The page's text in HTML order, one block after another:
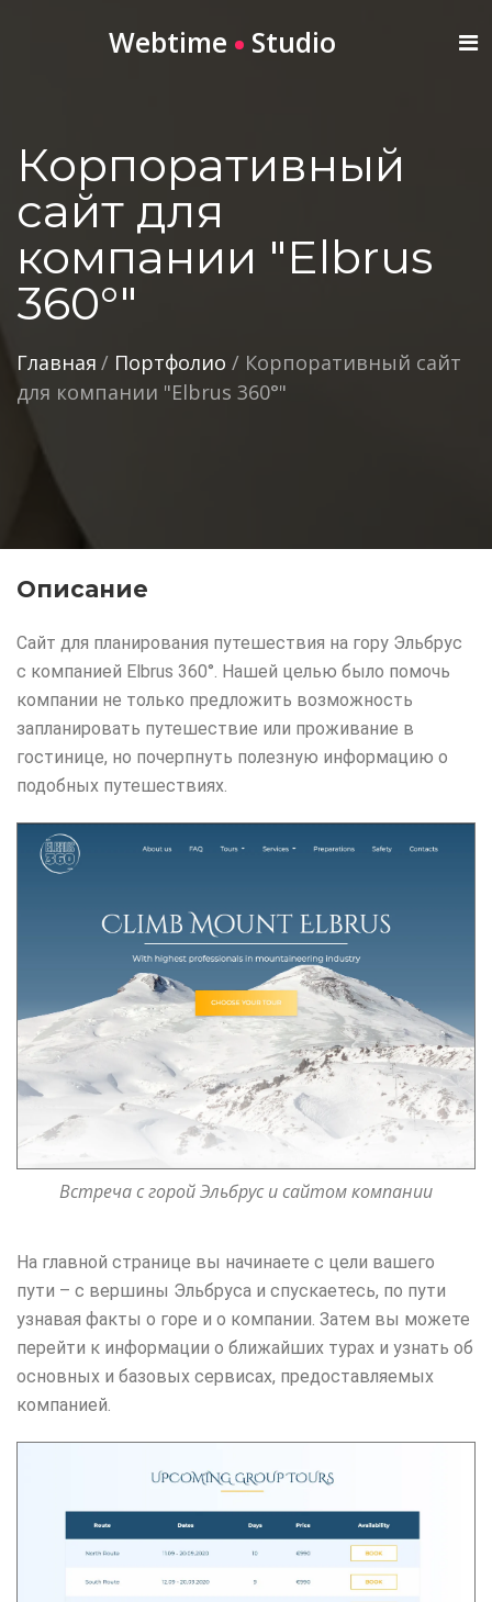
Webtime Studio
Корпоративный
сайт для
компании "Elbrus
360°"
Главная / Портфолио / Корпоративный сайт
для компании "Elbrus 360°"
Описание
Сайт для планирования путешествия на гору Эльбрус
с компанией Elbrus 360°. Нашей целью было помочь
компании не только предложить возможность
запланировать путешествие или проживание в
гостинице, но почерпнуть полезную информацию о
подобных путешествиях.
Встреча с горой Эльбрус и сайтом компании
На главной странице вы начинаете с цели вашего
пути – с вершины Эльбруса и спускаетесь, по пути
узнавая факты о горе и о компании. Затем вы можете
перейти к информации о ближайших турах и узнать об
основных и базовых сервисах, предоставляемых
компанией.